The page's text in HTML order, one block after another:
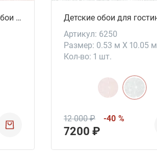
Детские дизайнерские обои Buddy Birds
Артикул: 6250
Размер: 0.53 м X 10.05 м
Кол-во: 1 шт.
12 000 ₽ -40 %
7200 ₽